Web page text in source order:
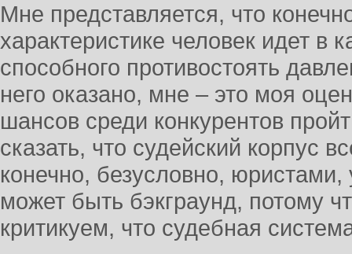
Мне представляется, что
характеристике человек идет в
способного противостоять
него оказано, мне – это моя
шансов среди конкурентов
сказать, что судейский корпус
конечно, безусловно,
может быть бэкграунд, потому
критикуем, что судебная